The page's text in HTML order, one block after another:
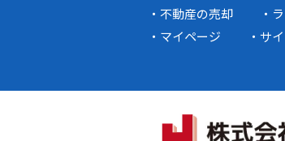
不動産の売却
マイページ
サ